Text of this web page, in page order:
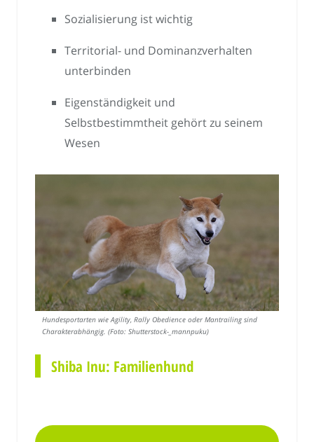
Sozialisierung ist wichtig
Territorial- und Dominanzverhalten
unterbinden
Eigenständigkeit und
Selbstbestimmtheit gehört zu seinem
Wesen
Hundesportarten wie Agility, Rally Obedience oder Mantrailing sind
Charakterabhängig. (Foto: Shutterstock-_mannpuku)
Shiba Inu: Familienhund